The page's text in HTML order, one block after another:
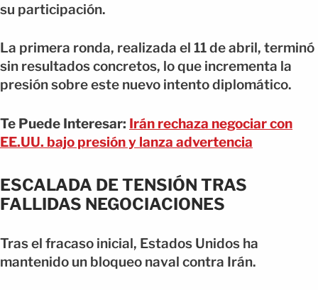
su participación.
La primera ronda, realizada el 11 de abril, terminó
sin resultados concretos, lo que incrementa la
presión sobre este nuevo intento diplomático.
Te Puede Interesar: Irán rechaza negociar con
EE.UU. bajo presión y lanza advertencia
ESCALADA DE TENSIÓN TRAS
FALLIDAS NEGOCIACIONES
Tras el fracaso inicial, Estados Unidos ha
mantenido un bloqueo naval contra Irán.